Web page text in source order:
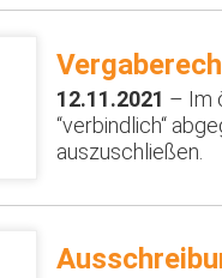
12.11.2021 – Im
“verbindlich“
auszuschließen.